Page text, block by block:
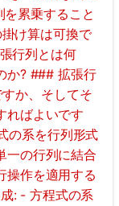
累乗すること
け算は可換で
行列とは何
か? ### 拡張行
か、そしてそ
ればよいです
の系を行列形式
一の行列に結合
操作を適用する
: - 方程式の系